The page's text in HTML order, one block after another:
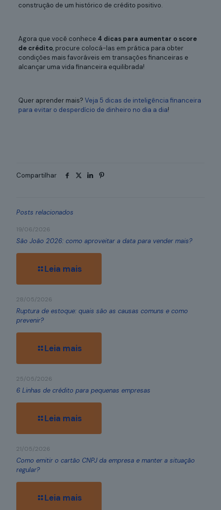
construção de um histórico de crédito positivo.
Agora que você conhece 4 dicas para aumentar o score
de crédito, procure colocá-las em prática para obter
condições mais favoráveis em transações financeiras e
alcançar uma vida financeira equilibrada!
Quer aprender mais? Veja 5 dicas de inteligência financeira
para evitar o desperdício de dinheiro no dia a dia!
Compartilhar
Posts relacionados
19/06/2026
São João 2026: como aproveitar a data para vender mais?
Leia mais
28/05/2026
Ruptura de estoque: quais são as causas comuns e como
prevenir?
Leia mais
25/05/2026
6 Linhas de crédito para pequenas empresas
Leia mais
21/05/2026
Como emitir o cartão CNPJ da empresa e manter a situação
regular?
Leia mais